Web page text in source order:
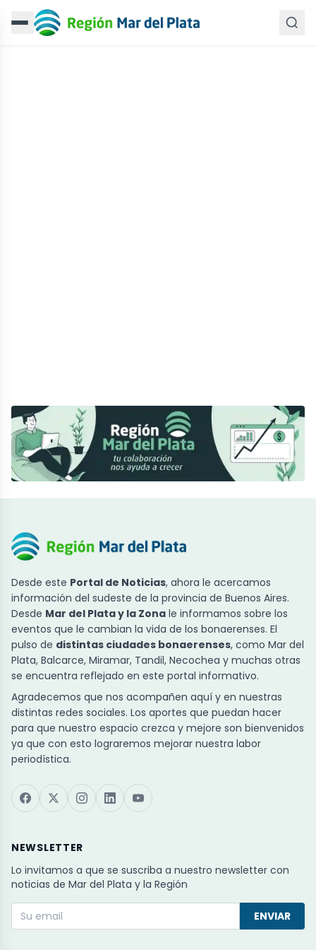
Desde este Portal de Noticias, ahora le acercamos
información del sudeste de la provincia de Buenos Aires.
Desde Mar del Plata y la Zona le informamos sobre los
eventos que le cambian la vida de los bonaerenses. El
pulso de distintas ciudades bonaerenses, como Mar del
Plata, Balcarce, Miramar, Tandil, Necochea y muchas otras
se encuentra reflejado en este portal informativo.
Agradecemos que nos acompañen aquí y en nuestras
distintas redes sociales. Los aportes que puedan hacer
para que nuestro espacio crezca y mejore son bienvenidos
ya que con esto lograremos mejorar nuestra labor
periodística.
NEWSLETTER
Lo invitamos a que se suscriba a nuestro newsletter con
noticias de Mar del Plata y la Región
ENVIAR